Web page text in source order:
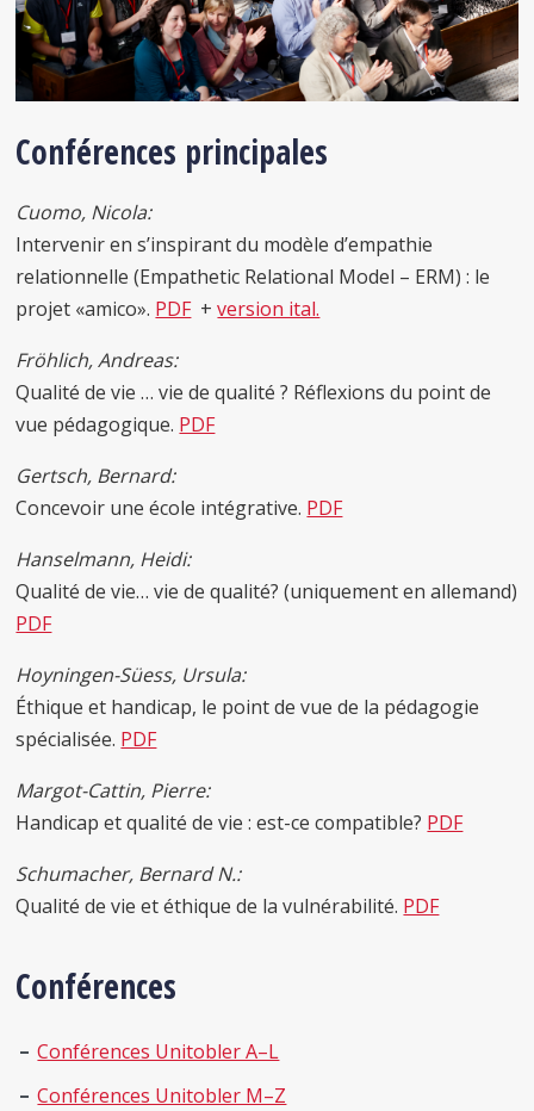
Conférences principales
Cuomo, Nicola:
Intervenir en s’inspirant du modèle d’empathie
relationnelle (Empathetic Relational Model – ERM) : le
projet «amico». PDF+version ital.
Fröhlich, Andreas:
Qualité de vie … vie de qualité ? Réflexions du point de
vue pédagogique. PDF
Gertsch, Bernard:
Concevoir une école intégrative. PDF
Hanselmann, Heidi:
Qualité de vie… vie de qualité? (uniquement en allemand)
PDF
Hoyningen-Süess, Ursula:
Éthique et handicap, le point de vue de la pédagogie
spécialisée. PDF
Margot-Cattin, Pierre:
Handicap et qualité de vie : est-ce compatible? PDF
Schumacher, Bernard N.:
Qualité de vie et éthique de la vulnérabilité. PDF
Conférences
Conférences Unitobler A–L
Conférences Unitobler M–Z